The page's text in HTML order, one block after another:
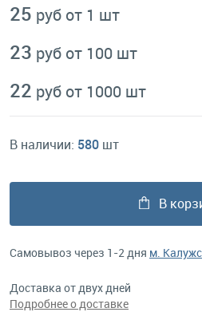
25 руб от 1 шт
23 руб от 100 шт
22 руб от 1000 шт
В наличии: 580 шт
В
Самовывоз через 1-2 дня м.
Доставка от двух дней
Подробнее о доставке